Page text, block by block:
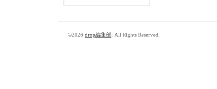
©2026 drop編集部 . All Rights Reserved.